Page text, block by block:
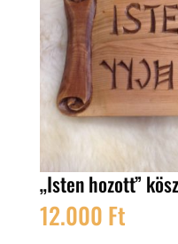
„Isten hozott”
12.000 Ft